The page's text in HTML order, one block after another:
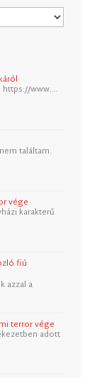
https://www.…
találtam.
vége
karakterű
fiú
azzal a
terror vége
adott